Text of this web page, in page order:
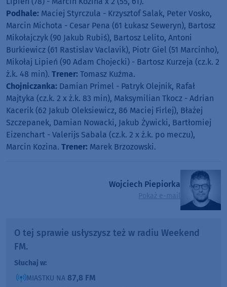
Podhale: Maciej Styrczula - Krzysztof Salak, Peter Vosko,
Marcin Michota - Cesar Pena (61 Łukasz Seweryn), Bartosz
Mikołajczyk (90 Jakub Rubiś), Bartosz Lelito, Antoni
Burkiewicz (61 Rastislav Vaclavik), Piotr Giel (51 Marcinho),
Mikołaj Lipień (90 Adam Chojecki) - Bartosz Kurzeja (cz.k. 2
ż.k. 48 min). Trener: Tomasz Kuźma.
Chojniczanka: Damian Primel - Patryk Olejnik, Rafał
Majtyka (cz.k. 2 x ż.k. 83 min), Maksymilian Tkocz - Adrian
Kacerik (62 Jakub Oleksiewicz, 86 Maciej Firlej), Błażej
Szczepanek, Damian Nowacki, Jakub Żywicki, Bartłomiej
Eizenchart - Valerijs Sabala (cz.k. 2 x ż.k. po meczu),
Marcin Kozina. Trener: Marek Brzozowski.
Wojciech Piepiorka
Pokaż e-mail
O tej sprawie usłyszysz też w radiu Weekend
FM.
Słuchaj w:
MIASTKU NA 87,8 FM